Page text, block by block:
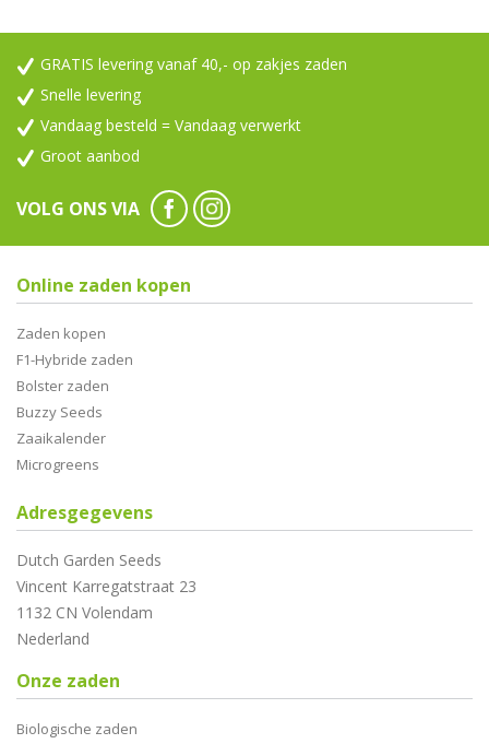
GRATIS levering vanaf 40,- op zakjes zaden
Snelle levering
Vandaag besteld = Vandaag verwerkt
Groot aanbod
VOLG ONS VIA
Online zaden kopen
Zaden kopen
F1-Hybride zaden
Bolster zaden
Buzzy Seeds
Zaaikalender
Microgreens
Adresgegevens
Dutch Garden Seeds
Vincent Karregatstraat 23
1132 CN Volendam
Nederland
Onze zaden
Biologische zaden